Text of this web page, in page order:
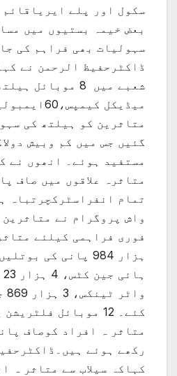
سکول اور پلے ایریاقائم
بعض خیمہ بستیوں میں
سہولیات بھی فراہم کی
ڈاکٹرحفیظ الرحمن نے
میڈیکل
متاثرین کو ہیلتھ کی
گئیں جس میں کم وبیش
مستفید ہوئے۔ انھوں نے
متاثرہ علاقوں میں صاف
تمام انفراسٹرکچرتباہ
واش پروگرام نے
کئے۔ 12 موبائل
متاثر ہ افراد کوصاف
رکھے ہوئے
کہاکہ سیلاب سے متاثر ہ